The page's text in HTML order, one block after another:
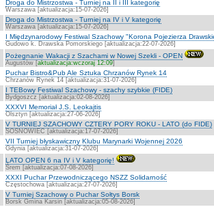
Droga do Mistrzostwa - Turniej na II i III kategorię
Warszawa [aktualizacja:15-07-2026]
Droga do Mistrzostwa - Turniej na IV i V kategorię
Warszawa [aktualizacja:15-07-2026]
I Międzynarodowy Festiwal Szachowy "Korona Pojezierza
Gudowo k. Drawska Pomorskiego [aktualizacja:22-07-2026]
Pożegnanie Wakacji z Szachami w Nowej Szekli - OPEN
Augustów [aktualizacja:wczoraj 12:09]
Puchar Bistro&Pub Ale Sztuka Chrzanów Rynek 14
Chrzanów Rynek 14 [aktualizacja:31-07-2026]
I TEBowy Festiwal Szachowy - szachy szybkie (FIDE)
Bydgoszcz [aktualizacja:02-08-2026]
XXXVI Memoriał J.S. Leokajtis
Olsztyn [aktualizacja:27-06-2026]
V TURNIEJ SZACHOWY CZTERY PORY ROKU - LATO (do FIDE)
SOSNOWIEC [aktualizacja:17-07-2026]
VII Turniej błyskawiczny Klubu Marynarki Wojennej 2026
Gdynia [aktualizacja:31-07-2026]
LATO OPEN 6 na IV i V kategorię!
Śrem [aktualizacja:07-08-2026]
XXXI Puchar Przewodniczącego NSZZ Solidarność
Częstochowa [aktualizacja:27-07-2026]
V Turniej Szachowy o Puchar Sołtys Borsk
Borsk Gmina Karsin [aktualizacja:05-08-2026]